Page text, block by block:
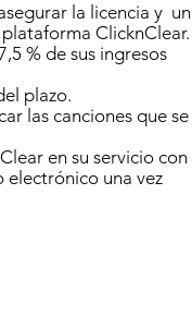
la licencia y un
ClicknClear.
% de sus ingresos
plazo.
las canciones que se
en su servicio con
electrónico una vez